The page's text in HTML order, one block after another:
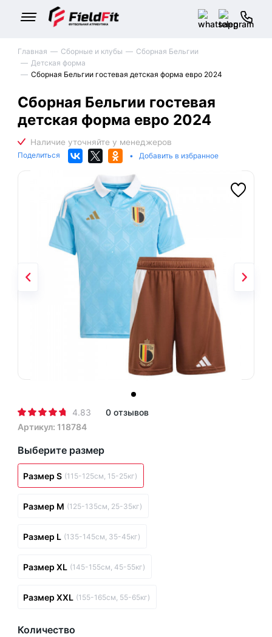
Главная Сборные и клубы
Сборная Бельгии
Детская форма
Сборная Бельгии гостевая детская форма евро 2024
Сборная Бельгии гостевая
детская форма евро 2024
Поделиться • Добавить в избранное
4.83
0 отзывов
Артикул: 118784
Выберите размер
Размер S (115-125см, 15-25кг)
Размер M (125-135см, 25-35кг)
Размер L (135-145см, 35-45кг)
Размер XL (145-155см, 45-55кг)
Размер XXL (155-165см, 55-65кг)
Количество